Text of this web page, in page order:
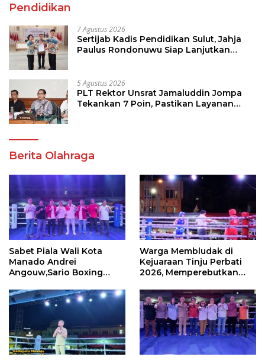
Pendidikan
7 Agustus 2026
Sertijab Kadis Pendidikan Sulut, Jahja
Paulus Rondonuwu Siap Lanjutkan
5 Agustus 2026
PLT Rektor Unsrat Jamaluddin Jompa
Tekankan 7 Poin, Pastikan Layanan
Berita Olahraga
Sabet Piala Wali Kota
Manado Andrei
Angouw,Sario Boxing
Perbati 2026
Warga Membludak di
Kejuaraan Tinju Perbati
2026, Memperebutkan